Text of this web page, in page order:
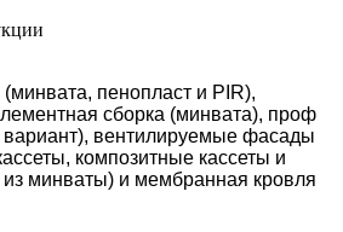
пенопласт и PIR),
сборка (минвата), проф
вариант), вентилируемые фасады
композитные кассеты и
из минваты) и мембранная кровля